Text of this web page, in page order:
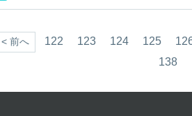
< 前へ 122 123 124 125
138